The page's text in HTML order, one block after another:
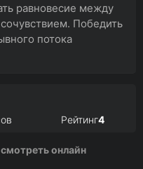
равновесие между
Победить
потока
Рейтинг4
онлайн